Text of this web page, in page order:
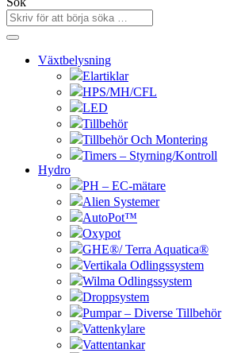
Växtbelysning
Elartiklar
HPS/MH/CFL
LED
Tillbehör
Tillbehör Och Montering
Timers – Styrning/Kontroll
Hydro
PH – EC-mätare
Alien Systemer
AutoPot™
Oxypot
GHE®/ Terra Aquatica®
Vertikala Odlingssystem
Wilma Odlingssystem
Droppsystem
Pumpar – Diverse Tillbehör
Vattenkylare
Vattentankar